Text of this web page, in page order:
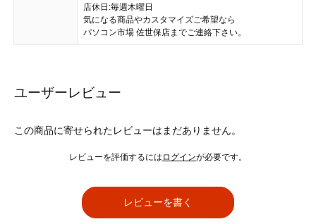
店休日:毎週木曜日
気になる商品やカスタマイズご希望なら
パソコン市場 佐世保店までご連絡下さい。
ユーザーレビュー
この商品に寄せられたレビューはまだありません。
レビューを評価するには ログインが必要です。
レビューを書く